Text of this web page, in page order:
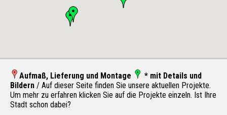
Aufmaß, Lieferung und Montage
* mit Details und
Bildern / Auf dieser Seite finden Sie unsere aktuellen Projekte.
Um mehr zu erfahren klicken Sie auf die Projekte einzeln. Ist Ihre
Stadt schon dabei?